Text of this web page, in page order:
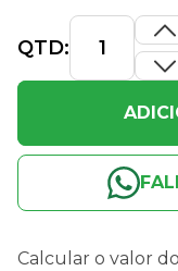
QTD:
Calcular o valor